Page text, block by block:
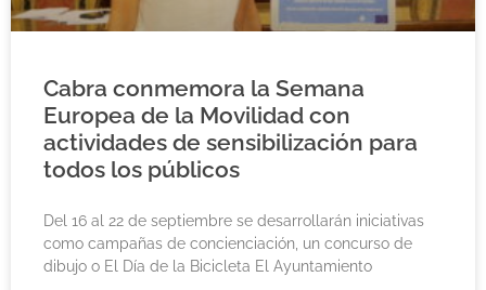
Cabra conmemora la Semana
Europea de la Movilidad con
actividades de sensibilización para
todos los públicos
Del 16 al 22 de septiembre se desarrollarán iniciativas
como campañas de concienciación, un concurso de
dibujo o El Día de la Bicicleta El Ayuntamiento